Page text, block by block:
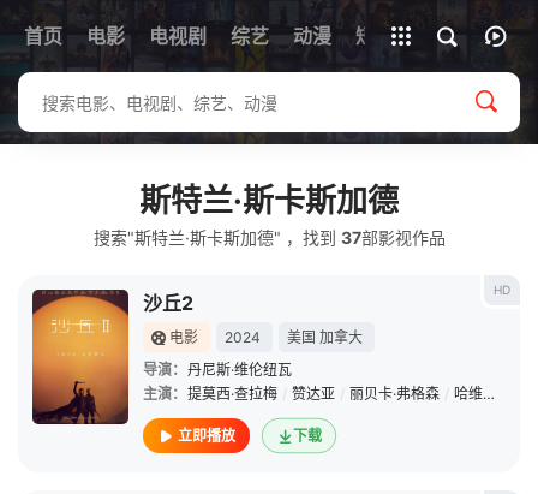
首页 电影 电视剧 综艺 动漫 短剧
全部影片
斯特兰·斯卡斯加德
搜索"斯特兰·斯卡斯加德" ，找到 37部影视作品
HD
沙丘2
电影 2024 美国 加拿大
导演： 丹尼斯·维伦纽瓦
主演： 提莫西·查拉梅 / 赞达亚 / 丽贝卡·弗格森 / 哈维尔·巴登
立即播放 下载